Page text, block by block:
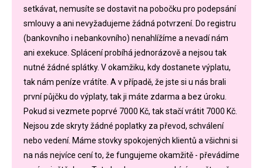
setkávat, nemusíte se dostavit na pobočku pro podepsání
smlouvy a ani nevyžadujeme žádná potvrzení. Do registru
(bankovního i nebankovního) nenahlížíme a nevadí nám
ani exekuce. Splácení probíhá jednorázově a nejsou tak
nutné žádné splátky. V okamžiku, kdy dostanete výplatu,
tak nám peníze vrátíte. A v případě, že jste si u nás brali
první půjčku do výplaty, tak ji máte zdarma a bez úroku.
Pokud si vezmete poprvé 7000 Kč, tak stačí vrátit 7000 Kč.
Nejsou zde skryty žádné poplatky za převod, schválení
nebo vedení. Máme stovky spokojených klientů a všichni si
na nás nejvíce cení to, že fungujeme okamžitě - převádíme